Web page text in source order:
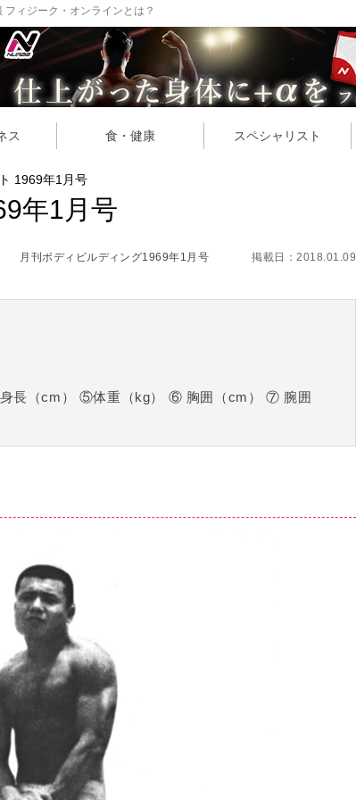
ィジーク・オンラインとは？
ス 食・健康 スペシャリスト
1969年1月号
年1月号
月刊ボディビルディング1969年1月号 掲載日：2018.01.09
長（cm） ⑤体重（kg） ⑥ 胸囲（cm） ⑦ 腕囲